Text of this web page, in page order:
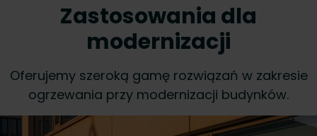
Zastosowania dla
modernizacji
Oferujemy szeroką gamę rozwiązań w zakresie
ogrzewania przy modernizacji budynków.